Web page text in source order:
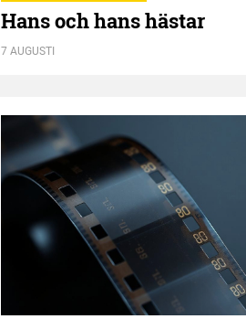
Hans och hans hästar
7 AUGUSTI